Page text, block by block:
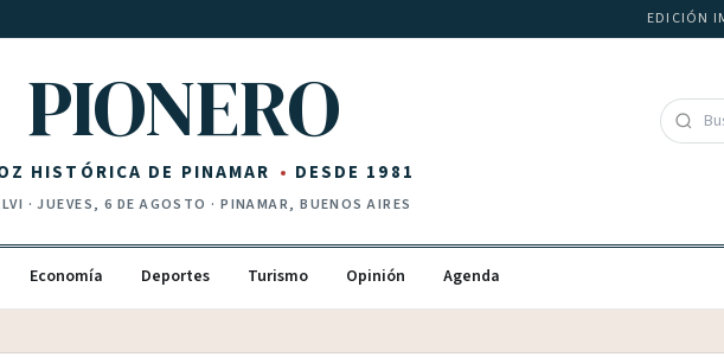
EDICIÓN
PIONERO
HISTÓRICA DE PINAMAR DESDE 1981
·JUEVES, 6 DE AGOSTO · PINAMAR, BUENOS AIRES
Economía Deportes Turismo Opinión Agenda